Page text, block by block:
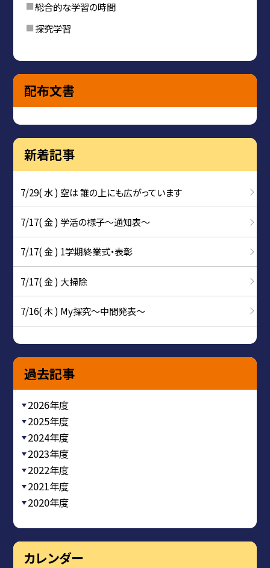
総合的な学習の時間
探究学習
配布文書
新着記事
7/29( 水 ) 空は 誰の上にも広がっています
7/17( 金 ) 学活の様子〜通知表〜
7/17( 金 ) 1学期終業式・表彰
7/17( 金 ) 大掃除
7/16( 木 ) My探究～中間発表～
過去記事
2026年度
2025年度
2024年度
2023年度
2022年度
2021年度
2020年度
カレンダー